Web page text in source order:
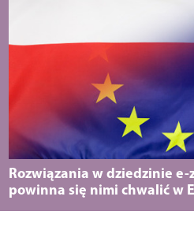
Rozwiązania w dziedzinie e-
powinna się nimi chwalić w